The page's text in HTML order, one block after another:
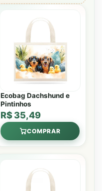
Ecobag Dachshund e
Pintinhos
R$ 35,49
COMPRAR